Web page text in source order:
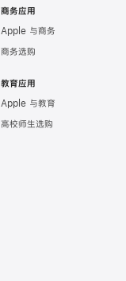
商务应用
Apple 与商务
商务选购
教育应用
Apple 与教育
高校师生选购